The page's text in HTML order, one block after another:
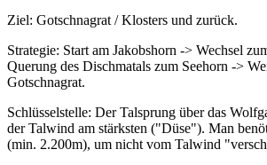
Ziel: Gotschnagrat / Klosters und zurück.
Strategie: Start am Jakobshorn -> Wechsel
Querung des Dischmatals zum Seehorn ->
Gotschnagrat.
Schlüsselstelle: Der Talsprung über das
der Talwind am stärksten ("Düse"). Man
(min. 2.200m), um nicht vom Talwind